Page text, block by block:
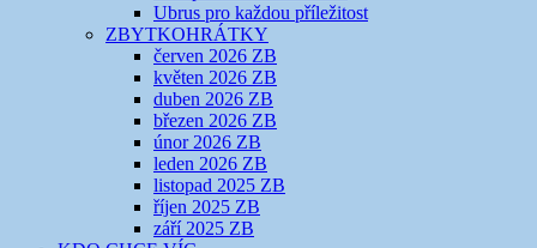
Ubrus pro každou příležitost
ZBYTKOHRÁTKY
červen 2026 ZB
květen 2026 ZB
duben 2026 ZB
březen 2026 ZB
únor 2026 ZB
leden 2026 ZB
listopad 2025 ZB
říjen 2025 ZB
září 2025 ZB